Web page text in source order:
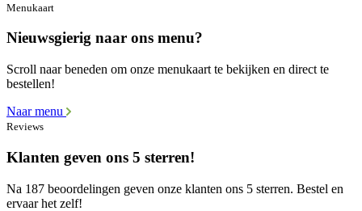
Menukaart
Nieuwsgierig naar ons menu?
Scroll naar beneden om onze menukaart te bekijken en direct te
bestellen!
Naar menu
Reviews
Klanten geven ons 5 sterren!
Na 187 beoordelingen geven onze klanten ons 5 sterren. Bestel en
ervaar het zelf!